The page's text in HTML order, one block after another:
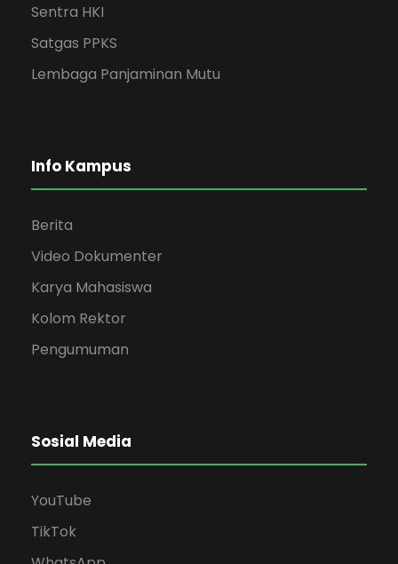
Sentra HKI
Satgas PPKS
Lembaga Panjaminan Mutu
Info Kampus
Berita
Video Dokumenter
Karya Mahasiswa
Kolom Rektor
Pengumuman
Sosial Media
YouTube
TikTok